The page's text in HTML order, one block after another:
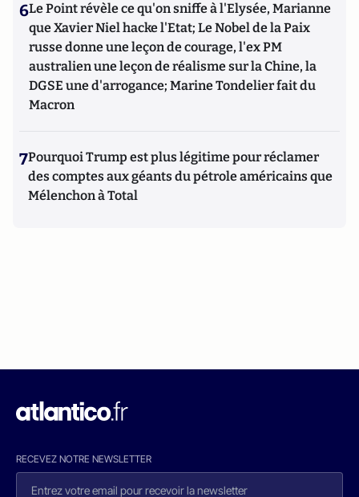
6Le Point révèle ce qu'on sniffe à l'Elysée, Marianne
que Xavier Niel hacke l'Etat; Le Nobel de la Paix
russe donne une leçon de courage, l'ex PM
australien une leçon de réalisme sur la Chine, la
DGSE une d'arrogance; Marine Tondelier fait du
Macron
7Pourquoi Trump est plus légitime pour réclamer
des comptes aux géants du pétrole américains que
Mélenchon à Total
RECEVEZ NOTRE NEWSLETTER